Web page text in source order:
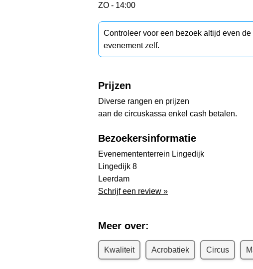
ZO - 14:00
Controleer voor een bezoek altijd even
evenement zelf.
Prijzen
Diverse rangen en prijzen
aan de circuskassa enkel cash betalen.
Bezoekersinformatie
Evenemententerrein Lingedijk
Lingedijk 8
Leerdam
Schrijf een review »
Meer over:
Kwaliteit Acrobatiek Circus